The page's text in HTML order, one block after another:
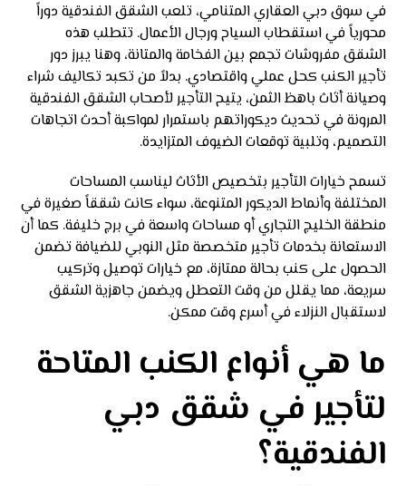
في سوق دبي العقاري المتنامي، تلعب الشقق الفندقية دوراً
محورياً في استقطاب السياح ورجال الأعمال. تتطلب هذه
الشقق مفروشات تجمع بين الفخامة والمتانة، وهنا يبرز دور
تأجير الكنب كحل عملي واقتصادي. بدلاً من تكبد تكاليف شراء
وصيانة أثاث باهظ الثمن، يتيح التأجير لأصحاب الشقق الفندقية
المرونة في تحديث ديكوراتهم باستمرار لمواكبة أحدث اتجاهات
التصميم، وتلبية توقعات الضيوف المتزايدة.
تسمح خيارات التأجير بتخصيص الأثاث ليناسب المساحات
المختلفة وأنماط الديكور المتنوعة، سواء كانت شققاً صغيرة في
منطقة الخليج التجاري أو مساحات واسعة في برج خليفة. كما أن
الاستعانة بخدمات تأجير متخصصة مثل النوبي للضيافة تضمن
الحصول على كنب بحالة ممتازة، مع خيارات توصيل وتركيب
سريعة، مما يقلل من وقت التعطل ويضمن جاهزية الشقق
لاستقبال النزلاء في أسرع وقت ممكن.
ما هي أنواع الكنب المتاحة
لتأجير في شقق دبي
الفندقية؟